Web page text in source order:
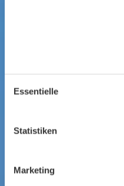
Essentielle
Statistiken
Marketing